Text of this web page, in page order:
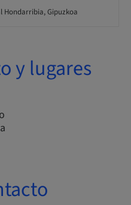
Hondarribia, Gipuzkoa
y lugares